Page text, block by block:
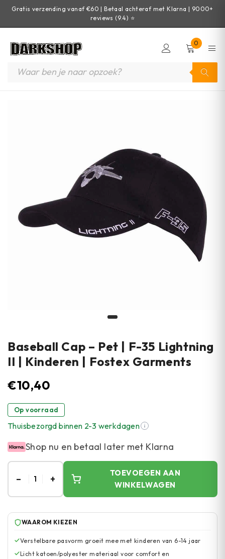
Gratis verzending vanaf €60 | Betaal achteraf met Klarna | 9000+
reviews (9.4) ⭐
0
Baseball Cap – Pet | F-35 Lightning
II | Kinderen | Fostex Garments
€10,40
Op voorraad
Thuisbezorgd binnen 2-3 werkdagen
Shop nu en betaal later met Klarna
– 1 +
TOEVOEGEN AAN
WINKELWAGEN
WAAROM KIEZEN
Verstelbare pasvorm groeit mee met kinderen van 6-14 jaar
Licht katoen/polyester materiaal voor comfort en